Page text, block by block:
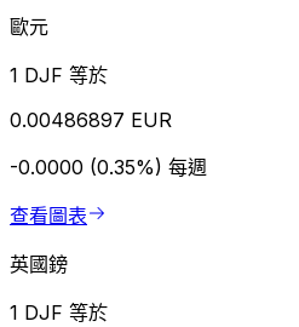
歐元
1 DJF 等於
0.00486897 EUR
-0.0000 (0.35%) 每週
查看圖表
英國鎊
1 DJF 等於